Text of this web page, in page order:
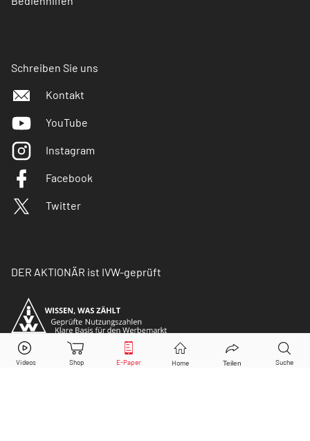
Schreiben Sie uns
Kontakt
YouTube
Instagram
Facebook
Twitter
DER AKTIONÄR ist IVW-geprüft